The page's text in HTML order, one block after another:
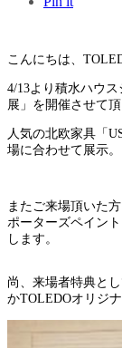
こんにちは、
4/13より積水ハウ
展」を開催させて頂
人気の北欧家具「
場に合わせて展示。
またご来場頂いた方
ポーターズペイン
します。
尚、来場者特典と
かTOLEDOオリジ